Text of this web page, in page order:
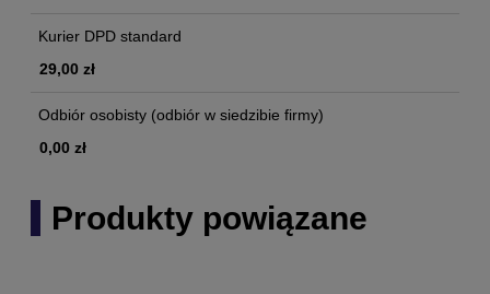
Kurier DPD standard
29,00 zł
Odbiór osobisty (odbiór w siedzibie firmy)
0,00 zł
Produkty powiązane